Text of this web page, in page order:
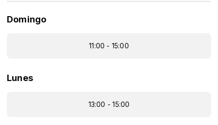
Domingo
11:00 - 15:00
Lunes
13:00 - 15:00